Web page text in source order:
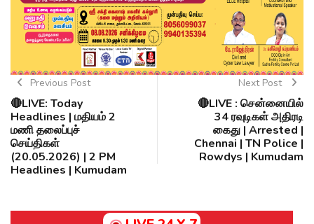
Previous Post
🔴LIVE: Today
Headlines | மதியம் 2
மணி தலைப்புச்
செய்திகள்
(20.05.2026) | 2 PM
Headlines | Kumudam
Next Post
🔴LIVE : சென்னையில்
34 ரவுடிகள் அதிரடி
கைது | Arrested |
Chennai | TN Police |
Rowdys | Kumudam